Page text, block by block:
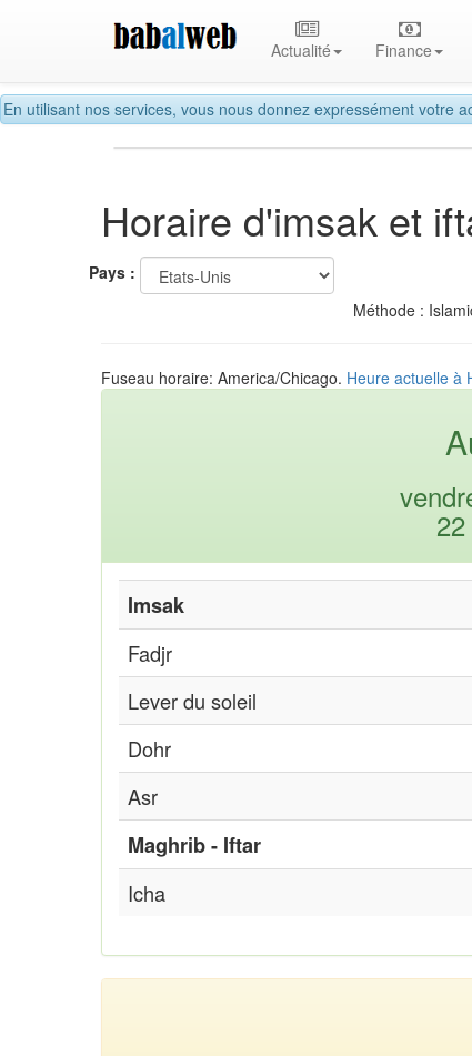
En utilisant nos services, vous nous donnez expressément votre
Actualité Finance
Horaire d'imsak et
Pays :
Méthode :
Fuseau horaire: America/Chicago. Heure actuelle à
Imsak
Fadjr
Lever du soleil
Dohr
Asr
Maghrib - Iftar
Icha